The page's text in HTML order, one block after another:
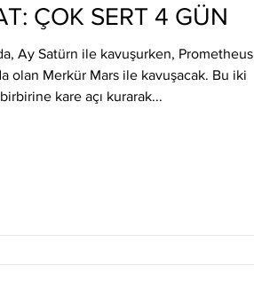
ÇOK SERT 4 GÜN
Ay Satürn ile kavuşurken, Prometheus
olan Merkür Mars ile kavuşacak. Bu iki
kare açı kurarak...